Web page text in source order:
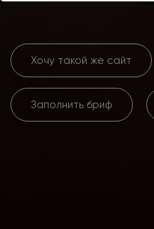
Хочу такой же сайт
Заполнить бриф